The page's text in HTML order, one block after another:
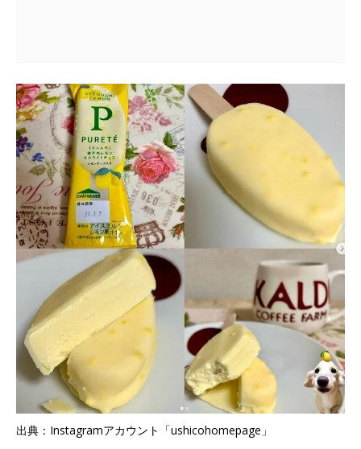
出典：Instagramアカウント「ushicohomepage」